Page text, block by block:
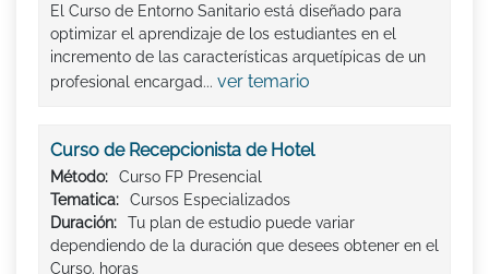
El Curso de Entorno Sanitario está diseñado para
optimizar el aprendizaje de los estudiantes en el
incremento de las características arquetípicas de un
profesional encargad... ver temario
Curso de Recepcionista de Hotel
Método:
Curso FP Presencial
Tematica:
Cursos Especializados
Duración:
Tu plan de estudio puede variar
dependiendo de la duración que desees obtener en el
Curso. horas